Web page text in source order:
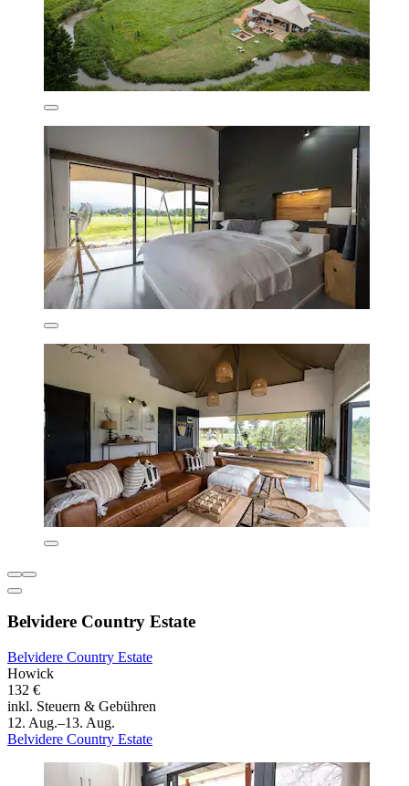
Belvidere Country Estate
Belvidere Country Estate
Howick
132 €
inkl. Steuern & Gebühren
12. Aug.–13. Aug.
Belvidere Country Estate